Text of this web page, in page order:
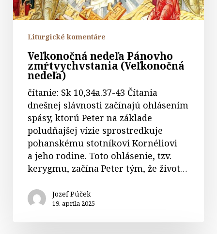
Liturgické komentáre
Veľkonočná nedeľa Pánovho
zmŕtvychvstania (Veľkonočná
nedeľa)
čítanie: Sk 10,34a.37-43 Čítania
dnešnej slávnosti začínajú ohlásením
spásy, ktorú Peter na základe
poludňajšej vízie sprostredkuje
pohanskému stotníkovi Kornéliovi
a jeho rodine. Toto ohlásenie, tzv.
kerygmu, začína Peter tým, že život…
Jozef Púček
19. apríla 2025